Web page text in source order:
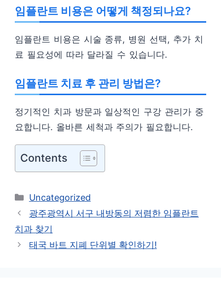
임플란트 비용은 어떻게 책정되나요?
임플란트 비용은 시술 종류, 병원 선택, 추가 치
료 필요성에 따라 달라질 수 있습니다.
임플란트 치료 후 관리 방법은?
정기적인 치과 방문과 일상적인 구강 관리가 중
요합니다. 올바른 세척과 주의가 필요합니다.
Contents
카
테
리
Uncategorized
광주광역시 서구 내방동의 저렴한 임플란트
치과 찾기
태국 바트 지폐 단위별 확인하기!